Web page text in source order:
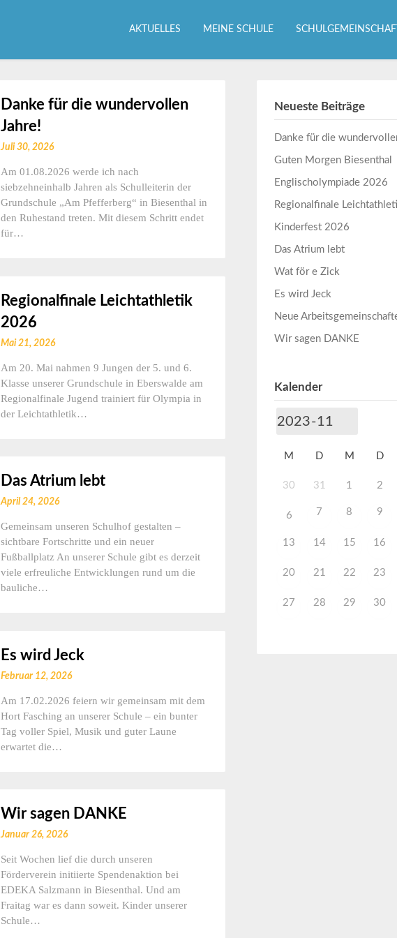
AKTUELLES MEINE SCHULE SCHULGEMEINSCHAFT
Danke für die wundervollen
Jahre!
Juli 30, 2026
Am 01.08.2026 werde ich nach
siebzehneinhalb Jahren als Schulleiterin der
Grundschule „Am Pfefferberg“ in Biesenthal in
den Ruhestand treten. Mit diesem Schritt endet
für…
Regionalfinale Leichtathletik
2026
Mai 21, 2026
Am 20. Mai nahmen 9 Jungen der 5. und 6.
Klasse unserer Grundschule in Eberswalde am
Regionalfinale Jugend trainiert für Olympia in
der Leichtathletik…
Das Atrium lebt
April 24, 2026
Gemeinsam unseren Schulhof gestalten –
sichtbare Fortschritte und ein neuer
Fußballplatz An unserer Schule gibt es derzeit
viele erfreuliche Entwicklungen rund um die
bauliche…
Es wird Jeck
Februar 12, 2026
Am 17.02.2026 feiern wir gemeinsam mit dem
Hort Fasching an unserer Schule – ein bunter
Tag voller Spiel, Musik und guter Laune
erwartet die…
Wir sagen DANKE
Januar 26, 2026
Seit Wochen lief die durch unseren
Förderverein initiierte Spendenaktion bei
EDEKA Salzmann in Biesenthal. Und am
Fraitag war es dann soweit. Kinder unserer
Schule…
Neueste Beiträge
Danke für die
Guten Morgen Biesenthal
Englischolympiade 2026
Regionalfinale
Kinderfest 2026
Das Atrium lebt
Wat för e Zick
Es wird Jeck
Neue
Wir sagen DANKE
Kalender
M D M D
30 31 1 2
6 7 8 9
13 14 15 16
20 21 22 23
27 28 29 30